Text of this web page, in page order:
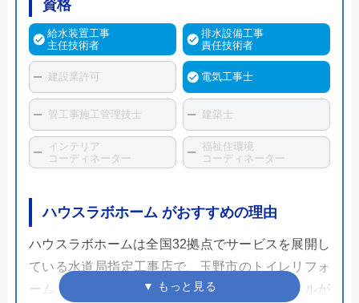
資格
給水装置工事
主任技術者
排水設備工事
責任技術者
建設業許可 電気工事士
管工事施工管理技士 建築士
インテリア
コーディネーター
福祉住環境
コーディネーター
ハウスラボホーム がおすすめの理由
ハウスラボホームは全国32拠点でサービスを展開し
ている水道局指定工事店で、玉野市のトイレリフォ
ーム・交換にも対応しています。スタッフレベルが